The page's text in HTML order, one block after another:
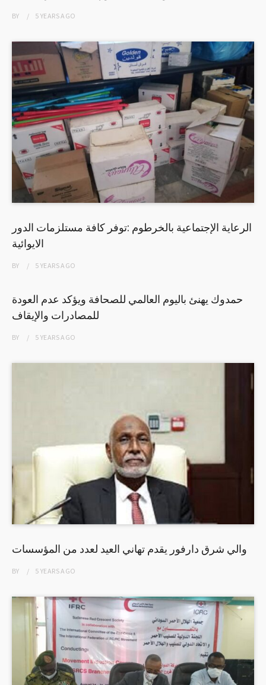
BY 5 YEARSAGO
الرعاية الإجتماعية بالخرطوم :توفر كافة مستلزمات الدور
الايوائية
BY 5 YEARSAGO
حمدوك يهنئ باليوم العالمي للصحافة ويؤكد عدم العودة
للمصادرات والإيقاف
BY 5 YEARSAGO
والي شرق دارفور يقدم تهاني العيد لعدد من المؤسسات
BY 5 YEARSAGO